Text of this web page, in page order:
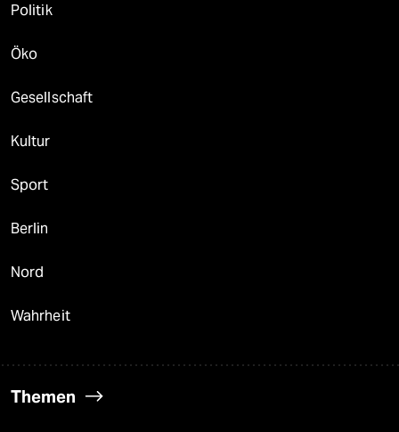
Politik
Öko
Gesellschaft
Kultur
Sport
Berlin
Nord
Wahrheit
Themen